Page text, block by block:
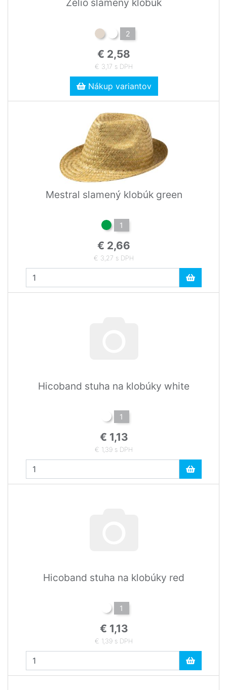
Zelio slamený klobúk
2
€ 2,58
€ 3,17 s DPH
Nákup variantov
Mestral slamený klobúk green
1
€ 2,66
€ 3,27 s DPH
Hicoband stuha na klobúky white
1
€ 1,13
€ 1,39 s DPH
Hicoband stuha na klobúky red
1
€ 1,13
€ 1,39 s DPH